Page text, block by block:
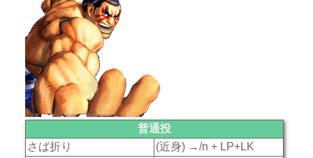
普通投
さば折り
(近身) →/n + LP+LK